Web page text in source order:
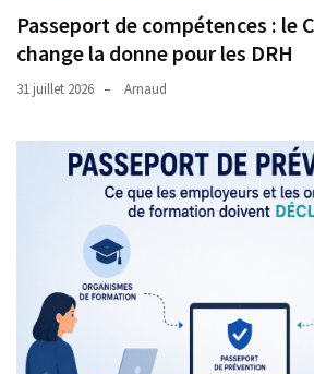
Passeport de compétences : le
change la donne pour les DRH
31 juillet 2026 Arnaud